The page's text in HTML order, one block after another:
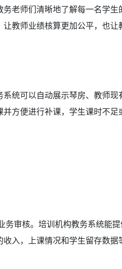
老师们清晰地了解每一名学
教师业绩核算更加公平，也让
统可以自动展示琴房、教师
方便进行补课，学生课时不足
务审核。培训机构教务系统能
入，上课情况和学生留存数